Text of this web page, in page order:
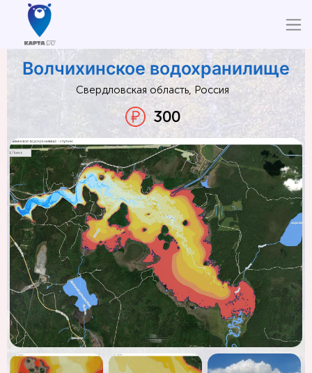
Волчихинское водохранилище
Свердловская область, Россия
300